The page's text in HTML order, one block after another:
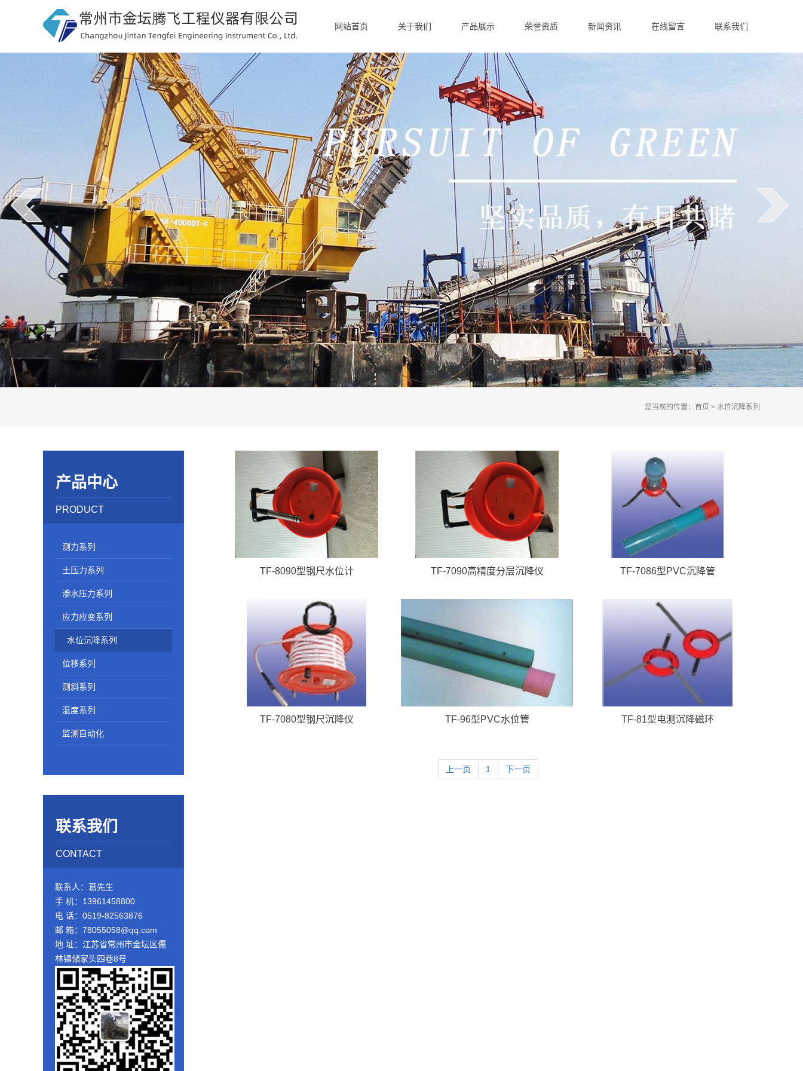
网站首页 关于我们 产品展示 荣誉资质 新闻资讯 在线留言 联系我们
您当前的位置： 首页 > 水位沉降系列
产品中心
PRODUCT
测力系列
土压力系列
渗水压力系列
应力应变系列
水位沉降系列
位移系列
测斜系列
温度系列
监测自动化
联系我们
CONTACT
联系人：葛先生
手 机：13961458800
电 话：0519-82563876
邮 箱：78055058@qq.com
地 址：江苏省常州市金坛区儒
林镇储家头四巷8号
TF-8090型钢尺水位计 TF-7090高精度分层沉降仪 TF-7086型PVC沉降管
TF-7080型钢尺沉降仪 TF-96型PVC水位管 TF-81型电测沉降磁环
上一页 1 下一页